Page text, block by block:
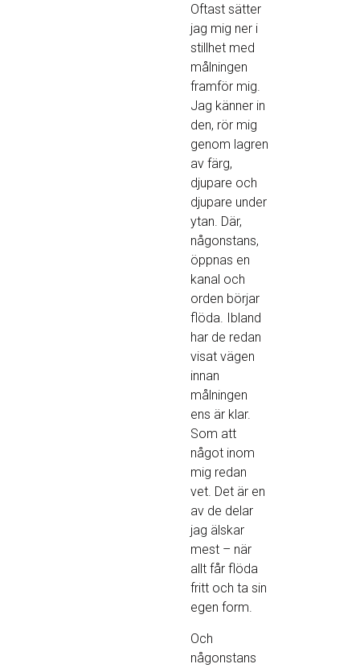
Oftast sätter
jag mig ner i
stillhet med
målningen
framför mig.
Jag känner in
den, rör mig
genom lagren
av färg,
djupare och
djupare under
ytan. Där,
någonstans,
öppnas en
kanal och
orden börjar
flöda. Ibland
har de redan
visat vägen
innan
målningen
ens är klar.
Som att
något inom
mig redan
vet. Det är en
av de delar
jag älskar
mest – när
allt får flöda
fritt och ta sin
egen form.
Och
någonstans